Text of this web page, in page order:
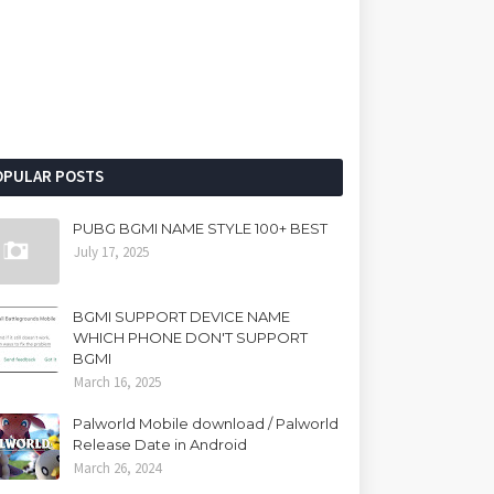
POSTS
PUBG BGMI NAME STYLE 100+ BEST
July 17, 2025
BGMI SUPPORT DEVICE NAME
WHICH PHONE DON'T SUPPORT
BGMI
March 16, 2025
Palworld Mobile download / Palworld
Release Date in Android
March 26, 2024